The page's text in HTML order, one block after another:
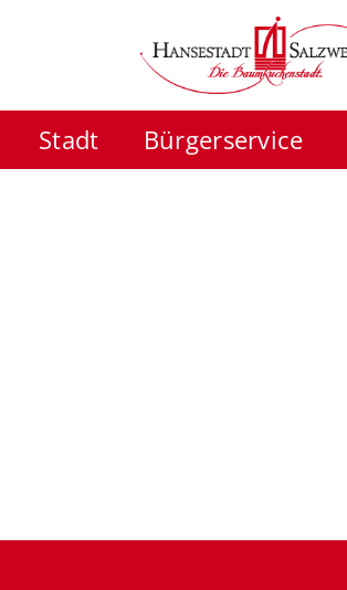
Stadt Bürgerservice